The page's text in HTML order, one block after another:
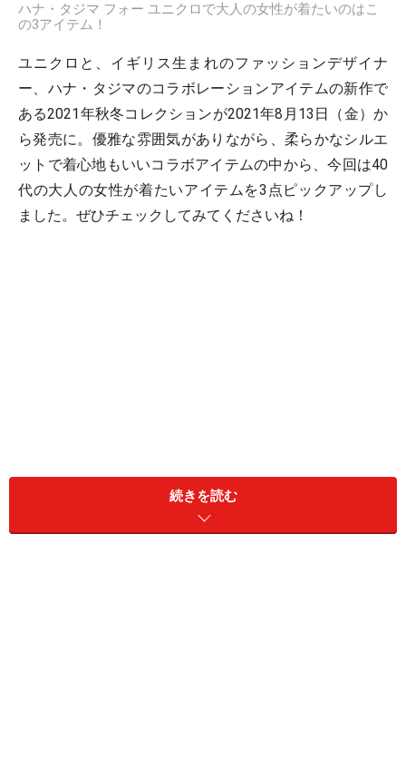
ハナ・タジマ フォー ユニクロで大人の女性が着たいのはこ
の3アイテム！
ユニクロと、イギリス生まれのファッションデザイナ
ー、ハナ・タジマのコラボレーションアイテムの新作で
ある2021年秋冬コレクションが2021年8月13日（金）か
ら発売に。優雅な雰囲気がありながら、柔らかなシルエ
ットで着心地もいいコラボアイテムの中から、今回は40
代の大人の女性が着たいアイテムを3点ピックアップし
ました。ぜひチェックしてみてくださいね！
1. コーデの主役になるきれい色のプリント
続きを読む